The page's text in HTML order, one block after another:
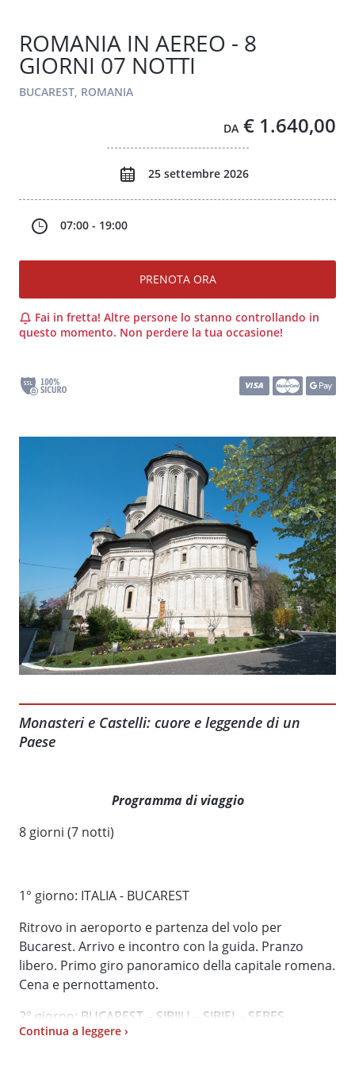
ROMANIA IN AEREO - 8
GIORNI 07 NOTTI
BUCAREST, ROMANIA
DA € 1.640,00
25 settembre 2026
07:00 - 19:00
PRENOTA ORA
Fai in fretta! Altre persone lo stanno controllando in
questo momento. Non perdere la tua occasione!
Monasteri e Castelli: cuore e leggende di un
Paese
Programma di viaggio
8 giorni (7 notti)
1° giorno: ITALIA - BUCAREST
Ritrovo in aeroporto e partenza del volo per
Bucarest. Arrivo e incontro con la guida. Pranzo
libero. Primo giro panoramico della capitale romena.
Cena e pernottamento.
2° giorno: BUCAREST – SIBIIU – SIBIEL - SEBES
Continua a leggere ›